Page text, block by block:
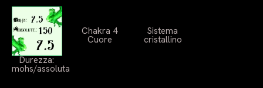
Durezza:
mohs/assoluta
Chakra 4
Cuore
Sistema
cristallino